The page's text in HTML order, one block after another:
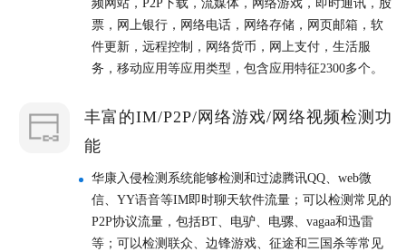
频网站，P2P下载，流媒体，网络游戏，即时通讯，股
票，网上银行，网络电话，网络存储，网页邮箱，软
件更新，远程控制，网络货币，网上支付，生活服
务，移动应用等应用类型，包含应用特征2300多个。
丰富的IM/P2P/网络游戏/网络视频检测功
能
华康入侵检测系统能够检测和过滤腾讯QQ、web微
信、YY语音等IM即时聊天软件流量；可以检测常见的
P2P协议流量，包括BT、电驴、电骡、vagaa和迅雷
等；可以检测联众、边锋游戏、征途和三国杀等常见